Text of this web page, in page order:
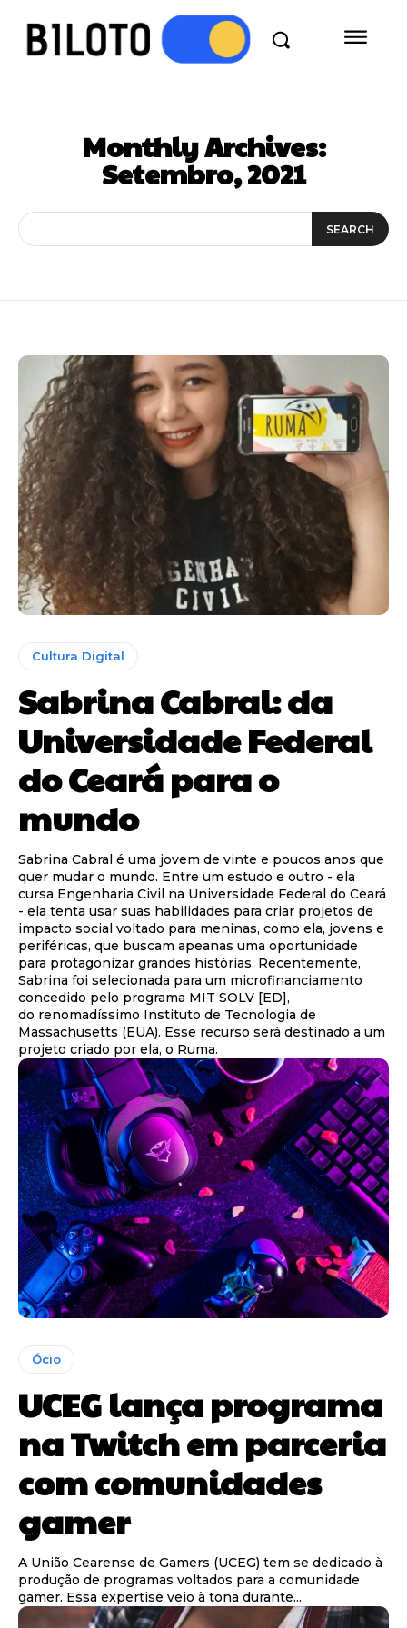
Monthly Archives:
Setembro, 2021
SEARCH
Cultura Digital
Sabrina Cabral: da
Universidade Federal
do Ceará para o
mundo
Sabrina Cabral é uma jovem de vinte e poucos anos que
quer mudar o mundo. Entre um estudo e outro - ela
cursa Engenharia Civil na Universidade Federal do Ceará
- ela tenta usar suas habilidades para criar projetos de
impacto social voltado para meninas, como ela, jovens e
periféricas, que buscam apeanas uma oportunidade
para protagonizar grandes histórias. Recentemente,
Sabrina foi selecionada para um microfinanciamento
concedido pelo programa MIT SOLV [ED],
do renomadíssimo Instituto de Tecnologia de
Massachusetts (EUA). Esse recurso será destinado a um
projeto criado por ela, o Ruma.
Ócio
UCEG lança programa
na Twitch em parceria
com comunidades
gamer
A União Cearense de Gamers (UCEG) tem se dedicado à
produção de programas voltados para a comunidade
gamer. Essa expertise veio à tona durante...